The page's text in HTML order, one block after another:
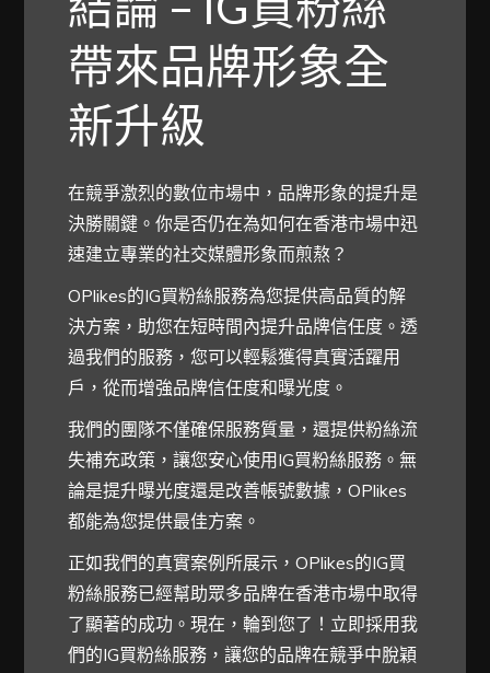
帶來品牌形象全
新升級
在競爭激烈的數位市場中，品牌形象的提升是
決勝關鍵。你是否仍在為如何在香港市場中迅
速建立專業的社交媒體形象而煎熬？
OPlikes的IG買粉絲服務為您提供高品質的解
決方案，助您在短時間內提升品牌信任度。透
過我們的服務，您可以輕鬆獲得真實活躍用
戶，從而增強品牌信任度和曝光度。
我們的團隊不僅確保服務質量，還提供粉絲流
失補充政策，讓您安心使用IG買粉絲服務。無
論是提升曝光度還是改善帳號數據，OPlikes
都能為您提供最佳方案。
正如我們的真實案例所展示，OPlikes的IG買
粉絲服務已經幫助眾多品牌在香港市場中取得
了顯著的成功。現在，輪到您了！立即採用我
們的IG買粉絲服務，讓您的品牌在競爭中脫穎